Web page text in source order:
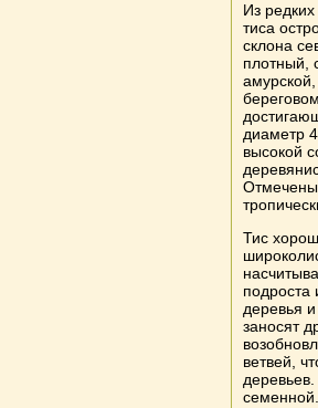
Из
тиса
склона
плотный,
диаметр
высокой
Отмечены
Тис
подроста
деревья
заносят
ветвей,
семенной.